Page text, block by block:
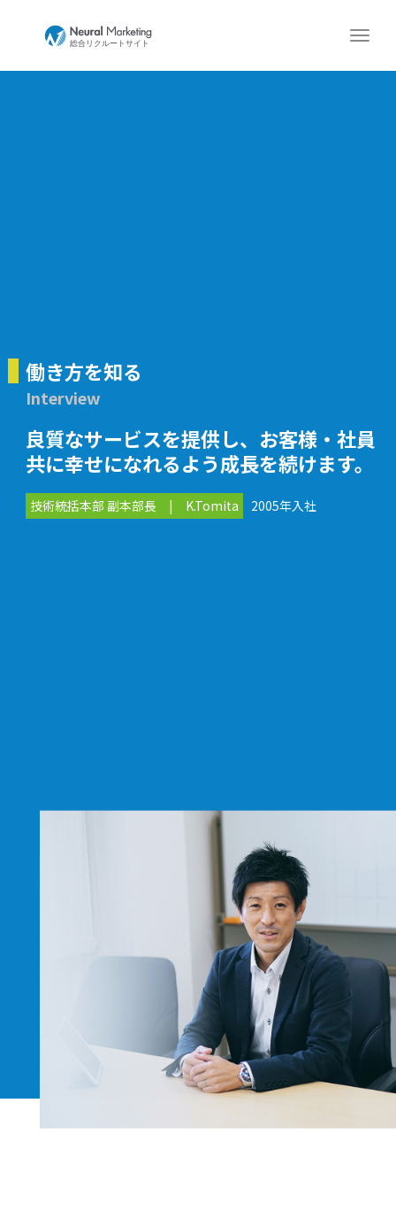
働き方を知る
Interview
良質なサービスを提供し、お客様・社員
共に幸せになれるよう成長を続けます。
技術統括本部 副本部長 | K.Tomita 2005年入社